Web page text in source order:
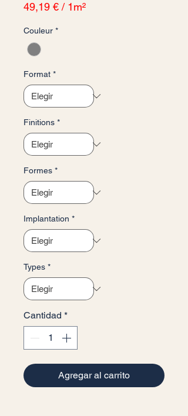
49,19 € / 1m²
por
1
Metro
cuadrado
Couleur *
Format *
Finitions *
Formes *
Implantation *
Types *
Cantidad *
Agregar al carrito